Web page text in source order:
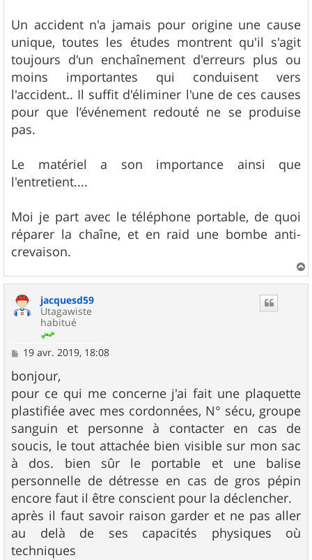
Un accident n'a jamais pour origine une cause
unique, toutes les études montrent qu'il s'agit
toujours d'un enchaînement d'erreurs plus ou
moins importantes qui conduisent vers
l'accident.. Il suffit d'éliminer l'une de ces causes
pour que l’événement redouté ne se produise
pas.
Le matériel a son importance ainsi que
l'entretient....
Moi je part avec le téléphone portable, de quoi
réparer la chaîne, et en raid une bombe anti-
crevaison.
a
jacquesd59
Utagawiste
habitué
M
s
s
a
g
e
19 avr. 2019, 18:08
bonjour,
pour ce qui me concerne j'ai fait une plaquette
plastifiée avec mes cordonnées, N° sécu, groupe
sanguin et personne à contacter en cas de
soucis, le tout attachée bien visible sur mon sac
à dos. bien sûr le portable et une balise
personnelle de détresse en cas de gros pépin
encore faut il être conscient pour la déclencher.
après il faut savoir raison garder et ne pas aller
au delà de ses capacités physiques où
techniques